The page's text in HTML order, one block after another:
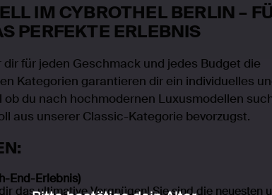
IM CYBROTHEL BERLIN –
PERFEKTE ERLEBNIS
wir dir für jeden Geschmack und jedes Budget
Kategorien garantieren dir ein
ob du nach hochmodernen Luxusmodellen
Doll aus unserer Classic-Kategorie
End-Erlebnis)
dir das ultimative Vergnügen! Sie sind die